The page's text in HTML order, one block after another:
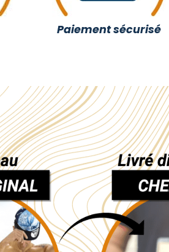
Paiement sécurisé